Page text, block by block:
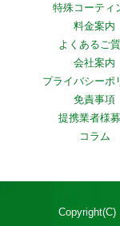
特殊コーティ
料金案内
よくあるご
会社案内
プライバシーポ
免責事項
提携業者様
コラム
Copyright(C)